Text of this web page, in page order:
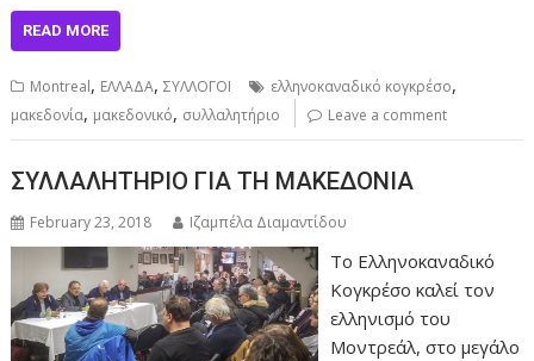
READ MORE
Montreal, ΕΛΛΑΔΑ,ΣΥΛΛΟΓΟΙ ελληνοκαναδικό κογκρέσο,
μακεδονία, μακεδονικό, συλλαλητήριο Leave a comment
ΣΥΛΛΑΛΗΤΗΡΙΟ ΓΙΑ ΤΗ ΜΑΚΕΔΟΝΙΑ
February 23, 2018 Ιζαμπέλα Διαμαντίδου
Το Ελληνοκαναδικό
Κογκρέσο καλεί τον
ελληνισμό του
Μοντρεάλ, στο μεγάλο